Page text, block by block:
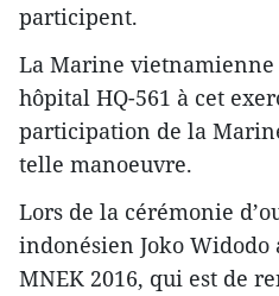
participent.
La Marine
hôpital HQ-561 à cet
participation de la
telle manoeuvre.
Lors de la cérémonie
indonésien Joko
MNEK 2016, qui est de